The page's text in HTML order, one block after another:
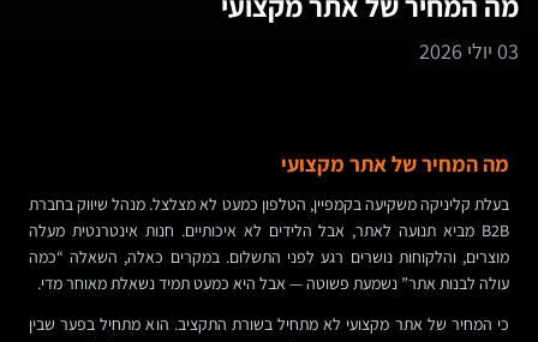
03 יולי 2026
מה המחיר של אתר מקצועי
בעלת קליניקה משקיעה בקמפיין, הטלפון כמעט לא מצלצל. מנהל שיווק בחברת
B2B מביא תנועה לאתר, אבל הלידים לא איכותיים. חנות אינטרנטית מעלה
מוצרים, והלקוחות נושרים רגע לפני התשלום. במקרים כאלה, השאלה “כמה
עולה לבנות אתר” נשמעת פשוטה — אבל היא כמעט תמיד נשאלת מאוחר מדי.
כי המחיר של אתר מקצועי לא מתחיל בשורת התקציב. הוא מתחיל בפער שבין